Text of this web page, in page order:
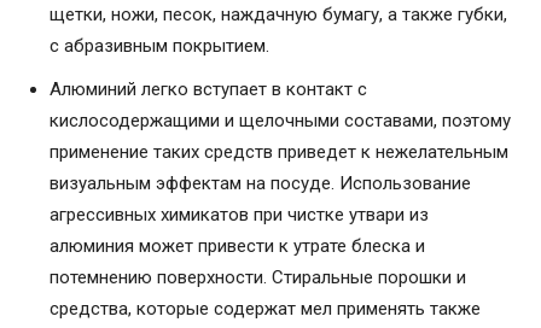
щетки, ножи, песок, наждачную бумагу, а также губки,
с абразивным покрытием.
Алюминий легко вступает в контакт с
кислосодержащими и щелочными составами, поэтому
применение таких средств приведет к нежелательным
визуальным эффектам на посуде. Использование
агрессивных химикатов при чистке утвари из
алюминия может привести к утрате блеска и
потемнению поверхности. Стиральные порошки и
средства, которые содержат мел применять также